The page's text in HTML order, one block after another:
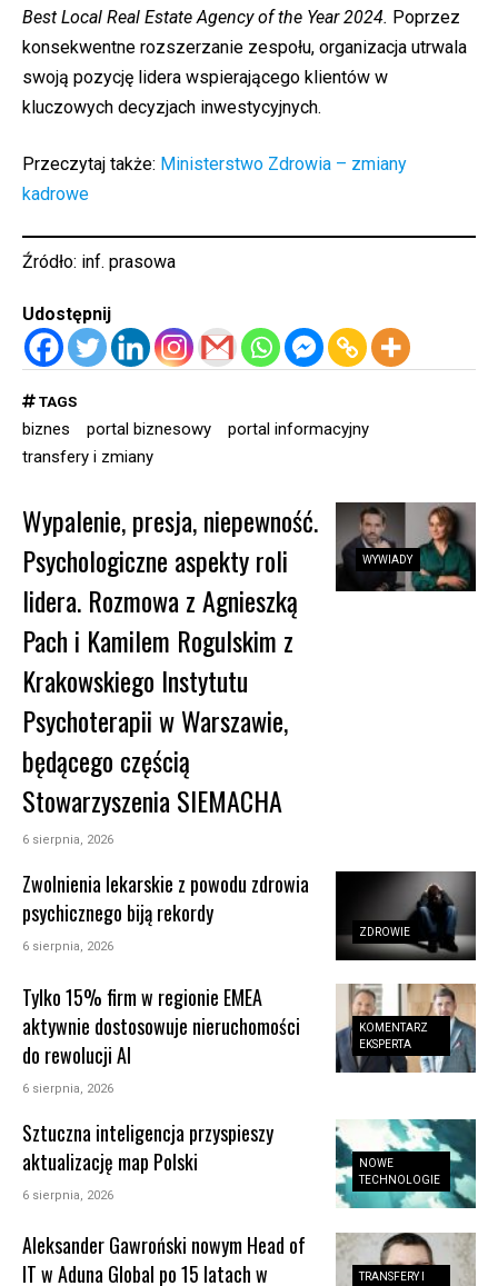
Best Local Real Estate Agency of the Year 2024. Poprzez
konsekwentne rozszerzanie zespołu, organizacja utrwala
swoją pozycję lidera wspierającego klientów w
kluczowych decyzjach inwestycyjnych.
Przeczytaj także: Ministerstwo Zdrowia – zmiany
kadrowe
Źródło: inf. prasowa
Udostępnij
TAGS
biznes portal biznesowy
portal informacyjny
transfery i zmiany
WYWIADY
Wypalenie, presja, niepewność.
Psychologiczne aspekty roli
lidera. Rozmowa z Agnieszką
Pach i Kamilem Rogulskim z
Krakowskiego Instytutu
Psychoterapii w Warszawie,
będącego częścią
Stowarzyszenia SIEMACHA
6 sierpnia, 2026
ZDROWIE
Zwolnienia lekarskie z powodu zdrowia
psychicznego biją rekordy
6 sierpnia, 2026
KOMENTARZ
EKSPERTA
Tylko 15% firm w regionie EMEA
aktywnie dostosowuje nieruchomości
do rewolucji AI
6 sierpnia, 2026
NOWE
TECHNOLOGIE
Sztuczna inteligencja przyspieszy
aktualizację map Polski
6 sierpnia, 2026
TRANSFERY I
Aleksander Gawroński nowym Head of
IT w Aduna Global po 15 latach w